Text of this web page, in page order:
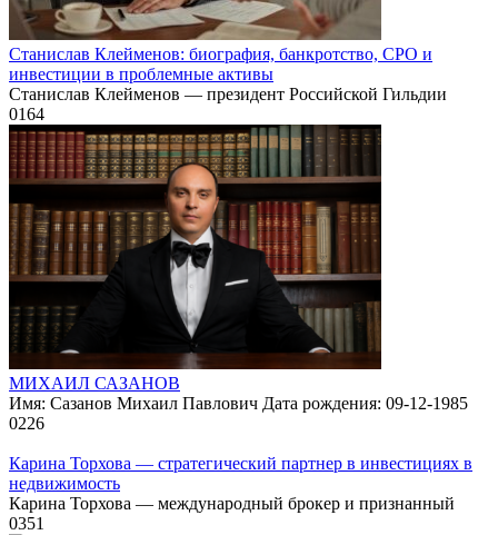
Станислав Клейменов: биография, банкротство, СРО и
инвестиции в проблемные активы
Станислав Клейменов — президент Российской Гильдии
0164
МИХАИЛ САЗАНОВ
Имя: Сазанов Михаил Павлович Дата рождения: 09-12-1985
0226
Карина Торхова — стратегический партнер в инвестициях в
недвижимость
Карина Торхова — международный брокер и признанный
0351